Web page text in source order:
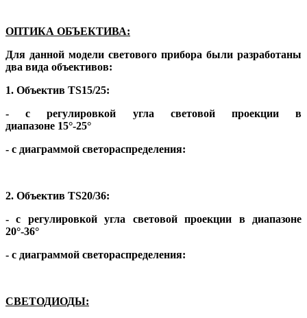
ОПТИКА ОБЪЕКТИВА:
Для данной модели светового прибора были разработаны
два вида объективов:
1. Объектив TS15/25:
- с регулировкой угла световой проекции в
диапазоне 15°-25°
- с диаграммой светораcпределения:
2. Объектив TS20/36:
- с регулировкой угла световой проекции в диапазоне
20°-36°
- с диаграммой светораспределения:
СВЕТОДИОДЫ: